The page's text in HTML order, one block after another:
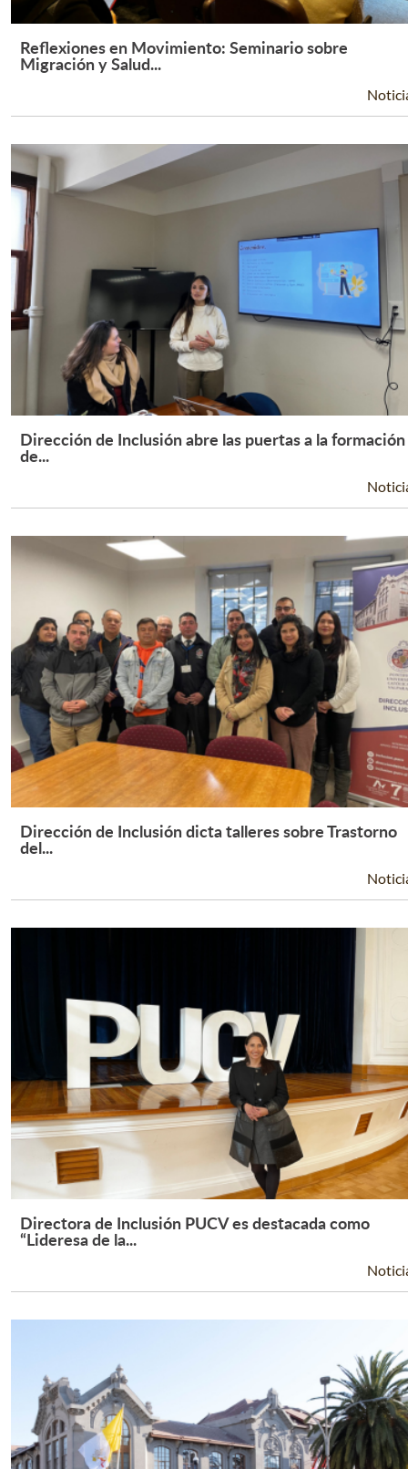
Leer Más +
Reflexiones en Movimiento: Seminario sobre
Migración y Salud...
Leer Más +
Dirección de Inclusión abre las puertas a la formación
de...
Leer Más +
Dirección de Inclusión dicta talleres sobre Trastorno
del...
Leer Más +
Directora de Inclusión PUCV es destacada como
“Lideresa de la...